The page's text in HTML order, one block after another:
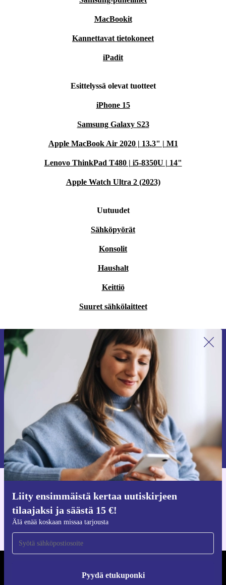
MacBookit
Kannettavat tietokoneet
iPadit
Esittelyssä olevat tuotteet
iPhone 15
Samsung Galaxy S23
Apple MacBook Air 2020 | 13.3" | M1
Lenovo ThinkPad T480 | i5-8350U | 14"
Apple Watch Ultra 2 (2023)
Uutuudet
Sähköpyörät
Konsolit
Haushalt
Keittiö
Suuret sähkölaitteet
Liity ensimmäistä kertaa uutiskirjeen
tilaajaksi ja säästä 15 €!
Älä enää koskaan missaa tarjousta
Pyydä etukuponki
Liity ensimmäistä kertaa uutiskirjeen
tilaajaksi ja säästä 15 €!
Älä missaa enää yhtäkään tarjousta.
Pyydä etukuponki
Lisätietoja henkilötietojen käytöstä löydättietosuojaselosteestamme.
iOS:lle ja Androidille